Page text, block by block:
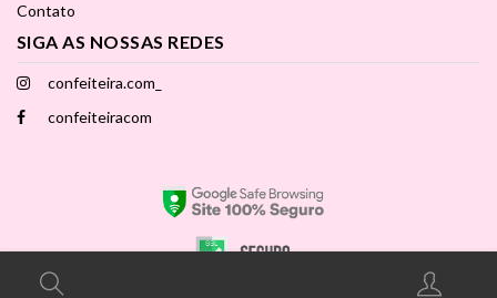
Contato
SIGA AS NOSSAS REDES
confeiteira.com_
confeiteiracom